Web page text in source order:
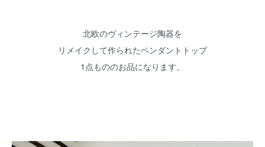
北欧のヴィンテージ陶器を
リメイクして作られたペンダントトップ
1点もののお品になります。